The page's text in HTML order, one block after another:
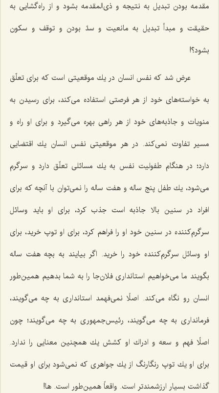
مقدمه بودن تبدیل به نتیجه و ذی‌المقدمه بشود و از راه‌گشایی به
حقیقت و مبدأ تبدیل به مانعیت و سدّ بودن و توقف و سكون
بشود؟!
عرض شد كه نفس انسان در یك موقعیتی است كه برای تعلّق
به خواسته‌های خود از هر فرصتی استفاده می‌كند، برای رسیدن به
منویات و جاذبه‌های خود از هر راهی بهره می‌گیرد و برای او راه و
مسیر تفاوت نمی‌كند. در هر موقعیتی نفس انسان یك اقتضایی
دارد؛ در هنگام طفولیت نفس به یك مسائلی تعلّق دارد و سرگرم
می‌شود، یك طفل پنج ساله و هفت ساله را نمی‌توان با آنچه كه برای
افراد در سنین بالا جاذبه است جذب كرد، برای او باید وسائل
سرگرم‌كننده در سنین خود او را فراهم كرد، برای او توپ خرید، برای
او وسائل سرگرم‌كننده خود را خرید. اگر بیایند به بچه هفت ساله
بگویند ما می‌خواهیم استانداری فلان‌جا را به شما بدهیم همین‌طور
انسان رو نگاه می‌كند. اصلًا نمی‌فهمد استانداری به چه می‌گویند،
فرمانداری به چه می‌گویند، رئیس‌جمهوری به چه می‌گویند؛ چون
اصلًا فهم و سعه و ادراك او كشش یك همچنین معنایی را ندارد.
برای او یك توپ رنگارنگ از یك جواهری كه نمی‌شود برای او قیمت
گذاشت بسیار ارزشمندتر است. واقعاً همین‌طور است. ها!